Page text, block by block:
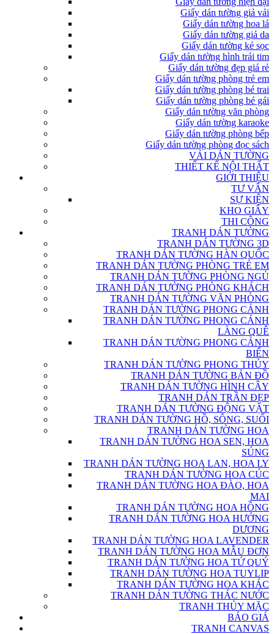
Giấy dán tường giả vải
Giấy dán tường hoa lá
Giấy dán tường giả da
Giấy dán tường kẻ sọc
Giấy dán tường hình trái tim
Giấy dán tường đẹp giá rẻ
Giấy dán tường phòng trẻ em
Giấy dán tường phòng bé trai
Giấy dán tường phòng bé gái
Giấy dán tường văn phòng
Giấy dán tường karaoke
Giấy dán tường phòng bếp
Giấy dán tường phòng đọc sách
VẢI DÁN TƯỜNG
THIẾT KẾ NỘI THẤT
GIỚI THIỆU
TƯ VẤN
SỰ KIỆN
KHO GIẤY
THI CÔNG
TRANH DÁN TƯỜNG
TRANH DÁN TƯỜNG 3D
TRANH DÁN TƯỜNG HÀN QUỐC
TRANH DÁN TƯỜNG PHÒNG TRẺ EM
TRANH DÁN TƯỜNG PHÒNG NGỦ
TRANH DÁN TƯỜNG PHÒNG KHÁCH
TRANH DÁN TƯỜNG VĂN PHÒNG
TRANH DÁN TƯỜNG PHONG CẢNH
TRANH DÁN TƯỜNG PHONG CẢNH
LÀNG QUÊ
TRANH DÁN TƯỜNG PHONG CẢNH
BIỂN
TRANH DÁN TƯỜNG PHONG THỦY
TRANH DÁN TƯỜNG BẢN ĐỒ
TRANH DÁN TƯỜNG HÌNH CÂY
TRANH DÁN TRẦN ĐẸP
TRANH DÁN TƯỜNG ĐỘNG VẬT
TRANH DÁN TƯỜNG HỒ, SÔNG, SUỐI
TRANH DÁN TƯỜNG HOA
TRANH DÁN TƯỜNG HOA SEN, HOA
SÚNG
TRANH DÁN TƯỜNG HOA LAN, HOA LY
TRANH DÁN TƯỜNG HOA CÚC
TRANH DÁN TƯỜNG HOA ĐÀO, HOA
MAI
TRANH DÁN TƯỜNG HOA HỒNG
TRANH DÁN TƯỜNG HOA HƯỚNG
DƯƠNG
TRANH DÁN TƯỜNG HOA LAVENDER
TRANH DÁN TƯỜNG HOA MẪU ĐƠN
TRANH DÁN TƯỜNG HOA TỨ QUÝ
TRANH DÁN TƯỜNG HOA TUYLIP
TRANH DÁN TƯỜNG HOA KHÁC
TRANH DÁN TƯỜNG THÁC NƯỚC
TRANH THỦY MẶC
BÁO GIÁ
TRANH CANVAS